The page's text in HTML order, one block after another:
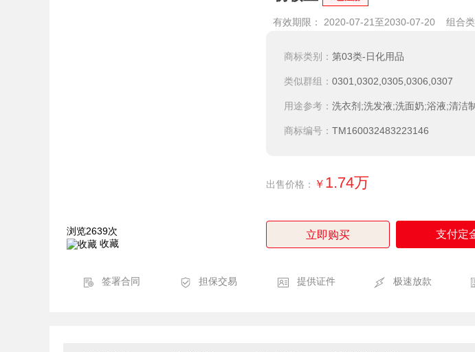
浏览2639次
收藏
有效期限： 2020-07-21至2030-07-20 组合
商标类别： 第03类-日化用品
类似群组： 0301,0302,0305,0306,0307
用途参考： 洗衣剂;洗发液;洗面奶;浴液;清洁
商标编号： TM160032483223146
出售价格： ￥ 1.74万
立即购买 支付定
签署合同 担保交易 提供证件 极速放款